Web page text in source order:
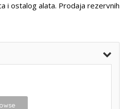
i ostalog alata. Prodaja rezervnih